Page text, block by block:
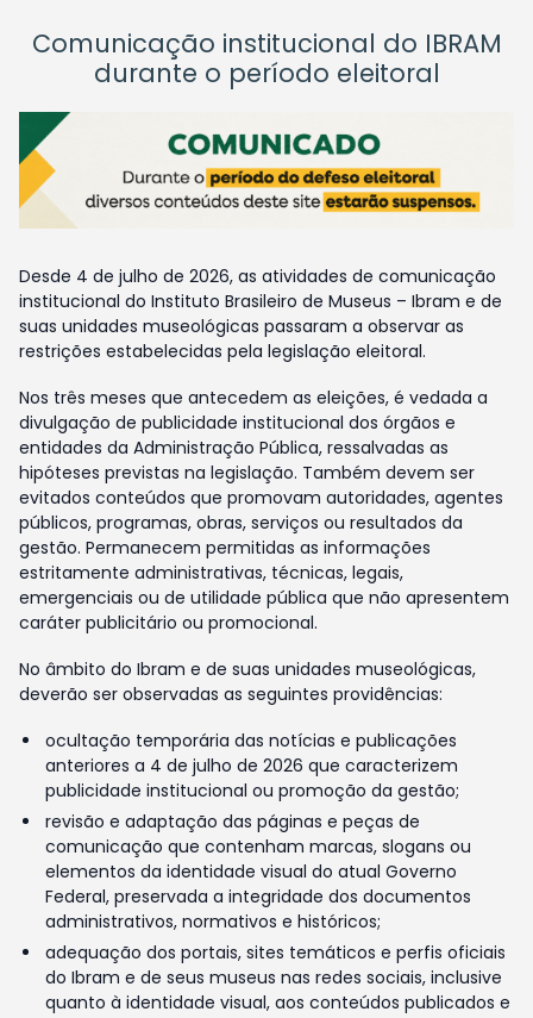
Comunicação institucional do IBRAM
durante o período eleitoral
Desde 4 de julho de 2026, as atividades de comunicação
institucional do Instituto Brasileiro de Museus – Ibram e de
suas unidades museológicas passaram a observar as
restrições estabelecidas pela legislação eleitoral.
Nos três meses que antecedem as eleições, é vedada a
divulgação de publicidade institucional dos órgãos e
entidades da Administração Pública, ressalvadas as
hipóteses previstas na legislação. Também devem ser
evitados conteúdos que promovam autoridades, agentes
públicos, programas, obras, serviços ou resultados da
gestão. Permanecem permitidas as informações
estritamente administrativas, técnicas, legais,
emergenciais ou de utilidade pública que não apresentem
caráter publicitário ou promocional.
No âmbito do Ibram e de suas unidades museológicas,
deverão ser observadas as seguintes providências:
ocultação temporária das notícias e publicações
anteriores a 4 de julho de 2026 que caracterizem
publicidade institucional ou promoção da gestão;
revisão e adaptação das páginas e peças de
comunicação que contenham marcas, slogans ou
elementos da identidade visual do atual Governo
Federal, preservada a integridade dos documentos
administrativos, normativos e históricos;
adequação dos portais, sites temáticos e perfis oficiais
do Ibram e de seus museus nas redes sociais, inclusive
quanto à identidade visual, aos conteúdos publicados e